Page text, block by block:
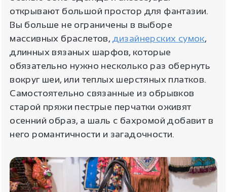
открывают большой простор для фантазии.
Вы больше не ограничены в выборе
массивных браслетов, дизайнерских сумок,
длинных вязаных шарфов, которые
обязательно нужно несколько раз обернуть
вокруг шеи, или теплых шерстяных платков.
Самостоятельно связанные из обрывков
старой пряжи пестрые перчатки оживят
осенний образ, а шаль с бахромой добавит в
него романтичности и загадочности.